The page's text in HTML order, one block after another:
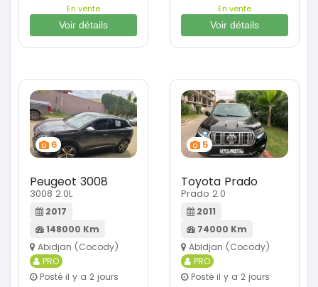
En vente
Voir détails
En vente
Voir détails
6
Peugeot 3008
3008 2.0L
2017
148000 Km
Abidjan (Cocody)
PRO
Posté il y a 2 jours
5
Toyota Prado
Prado 2.0
2011
74000 Km
Abidjan (Cocody)
PRO
Posté il y a 2 jours